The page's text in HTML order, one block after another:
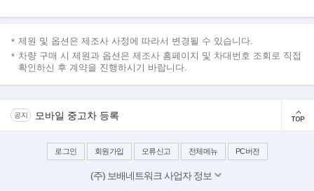
제원 및 옵션은 제조사 사정에 따라서 변경될 수 있습니다.
차량 구매 시 제원과 옵션은 제조사 홈페이지 및 차대번호 조회로 직접
확인하신 후 계약을 진행하시기 바랍니다.
공지 모바일 중고차 등록
로그인 회원가입 오류신고 전체메뉴 PC버전
(주) 보배네트워크 사업자 정보